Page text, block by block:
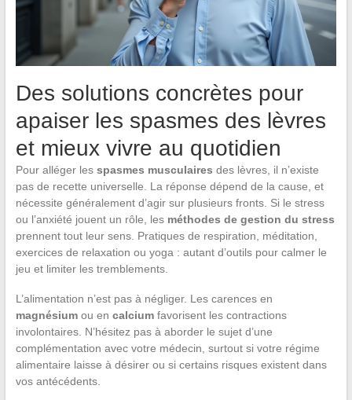
Des solutions concrètes pour
apaiser les spasmes des lèvres
et mieux vivre au quotidien
Pour alléger les spasmes musculaires des lèvres, il n’existe
pas de recette universelle. La réponse dépend de la cause, et
nécessite généralement d’agir sur plusieurs fronts. Si le stress
ou l’anxiété jouent un rôle, les méthodes de gestion du stress
prennent tout leur sens. Pratiques de respiration, méditation,
exercices de relaxation ou yoga : autant d’outils pour calmer le
jeu et limiter les tremblements.
L’alimentation n’est pas à négliger. Les carences en
magnésiumou en calciumfavorisent les contractions
involontaires. N’hésitez pas à aborder le sujet d’une
complémentation avec votre médecin, surtout si votre régime
alimentaire laisse à désirer ou si certains risques existent dans
vos antécédents.